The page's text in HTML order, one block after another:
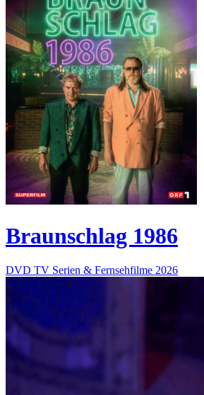
Braunschlag 1986
DVD TV Serien & Fernsehfilme 2026